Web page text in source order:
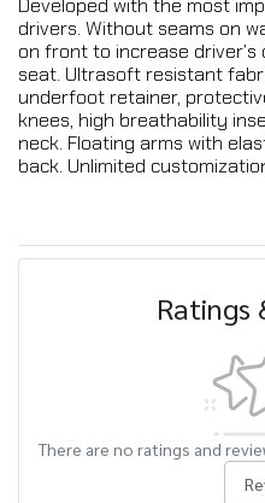
Developed with the most
drivers. Without seams on
on front to increase
seat. Ultrasoft resistant
underfoot retainer,
knees, high breathability
neck. Floating arms with
back. Unlimited
Ratings
There are no ratings and